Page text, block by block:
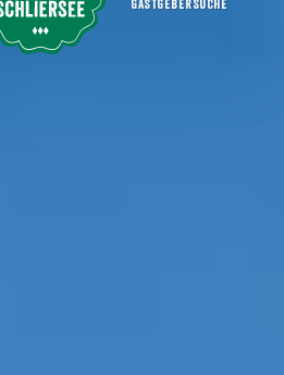
Mit der Bahn in die Berge
GASTGEBERSUCHE